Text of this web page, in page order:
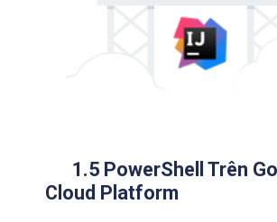
1.5 PowerShell Trên
Cloud Platform